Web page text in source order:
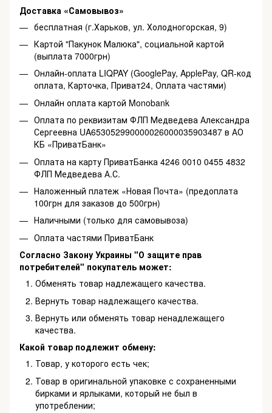
Доставка «Самовывоз»
бесплатная (г.Харьков, ул. Холодногорская, 9)
Картой "Пакунок Малюка", социальной картой
(выплата 7000грн)
Онлайн-оплата LIQPAY (GooglePay, ApplePay, QR-код
оплата, Карточка, Приват24, Оплата частями)
Онлайн оплата картой Monobank
Оплата по реквизитам ФЛП Медведева Александра
Сергеевна UA653052990000026000035903487 в АО
КБ «ПриватБанк»
Оплата на карту ПриватБанка 4246 0010 0455 4832
ФЛП Медведева А.С.
Наложенный платеж «Новая Почта» (предоплата
100грн для заказов до 500грн)
Наличными (только для самовывоза)
Оплата частями ПриватБанк
Согласно Закону Украины "О защите прав
потребителей" покупатель может:
Обменять товар надлежащего качества.
Вернуть товар надлежащего качества.
Вернуть или обменять товар ненадлежащего
качества.
Какой товар подлежит обмену:
Товар, у которого есть чек;
Товар в оригинальной упаковке с сохраненными
бирками и ярлыками, который не был в
употреблении;